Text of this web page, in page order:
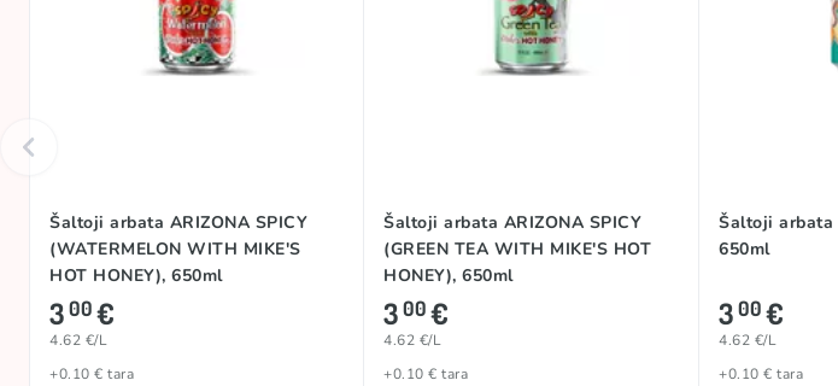
Šaltoji arbata ARIZONA SPICY
(WATERMELON WITH MIKE'S
HOT HONEY), 650ml
300€
4.62 €/L
+0.10 € tara
Šaltoji arbata ARIZONA SPICY
(GREEN TEA WITH MIKE'S HOT
HONEY), 650ml
300€
4.62 €/L
+0.10 € tara
Šaltoji arbata
650ml
300€
4.62 €/L
+0.10 € tara